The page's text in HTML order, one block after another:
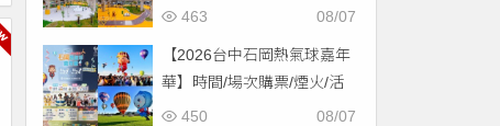
場/交通一次看！
08/07
463
【2026台中石岡熱氣球嘉年
華】時間/場次購票/煙火/活
動/交通，土牛運動公園登08/07
450